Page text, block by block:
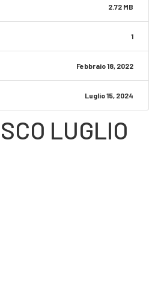
2.72 MB
1
Febbraio 18, 2022
Luglio 15, 2024
LUGLIO